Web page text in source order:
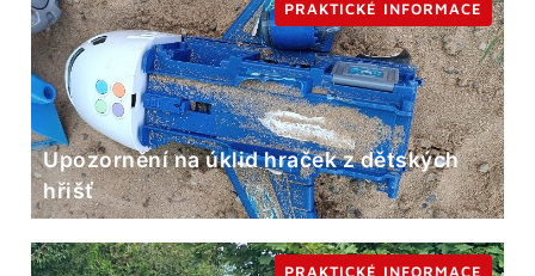
Upozornění na úklid hraček z dětských
hřišť
PRAKTICKÉ INFORMACE
PRAKTICKÉ INFORMACE